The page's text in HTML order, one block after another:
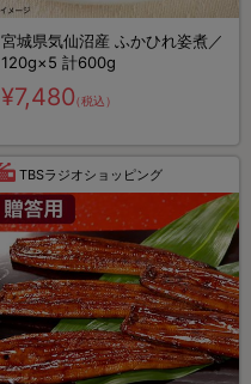
宮城県気仙沼産 ふかひれ姿煮／
120g×5 計600g
¥7,480（税込）
TBSラジオショッピング